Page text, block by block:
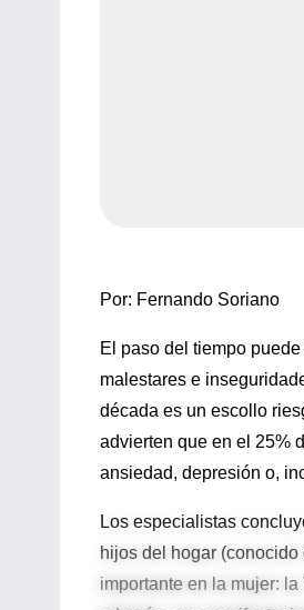
Por: Fernando Soriano
El paso del tiempo
malestares e
década es un escollo
advierten que en el 25%
ansiedad, depresión o,
Los especialistas
hijos del hogar
importante en la mujer: